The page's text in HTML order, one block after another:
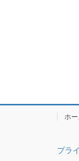
ホー
プラ